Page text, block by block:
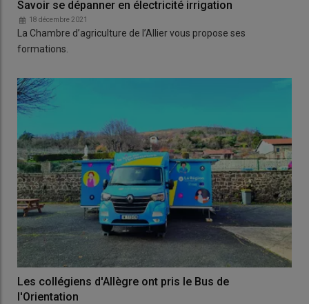
Savoir se dépanner en électricité irrigation
18 décembre 2021
La Chambre d’agriculture de l’Allier vous propose ses
formations.
Les collégiens d'Allègre ont pris le Bus de
l'Orientation